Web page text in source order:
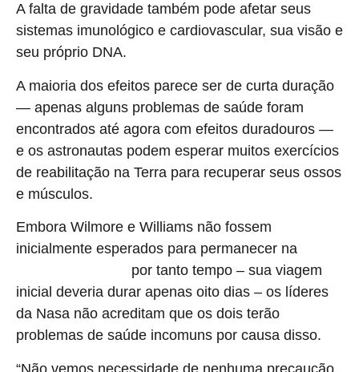
A falta de gravidade também pode afetar seus
sistemas imunológico e cardiovascular, sua visão e
seu próprio DNA.
A maioria dos efeitos parece ser de curta duração
— apenas alguns problemas de saúde foram
encontrados até agora com efeitos duradouros —
e os astronautas podem esperar muitos exercícios
de reabilitação na Terra para recuperar seus ossos
e músculos.
Embora Wilmore e Williams não fossem
inicialmente esperados para permanecer na
por tanto tempo – sua viagem
inicial deveria durar apenas oito dias – os líderes
da Nasa não acreditam que os dois terão
problemas de saúde incomuns por causa disso.
“Não vemos necessidade de nenhuma precaução